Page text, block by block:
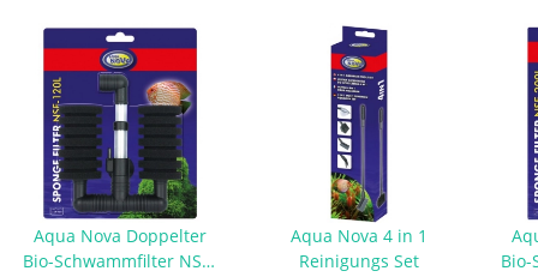
Aqua Nova Doppelter
Bio-Schwammfilter NSF-
Aqua Nova 4 in 1
Reinigungs Set
Bio-